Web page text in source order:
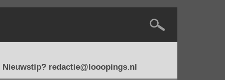
Nieuwstip? redactie@looopings.nl